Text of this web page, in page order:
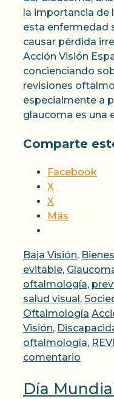
la importancia
esta enfermedad
causar pérdida
Acción Visión
concienciando
revisiones
especialmente a
glaucoma es una
Comparte
Facebook
X
X
Más
Categorías
Baja Visión,
evitable,
oftalmología,
salud visual ,
Oftalmología
Visión,
oftalmología,
comentario
Día